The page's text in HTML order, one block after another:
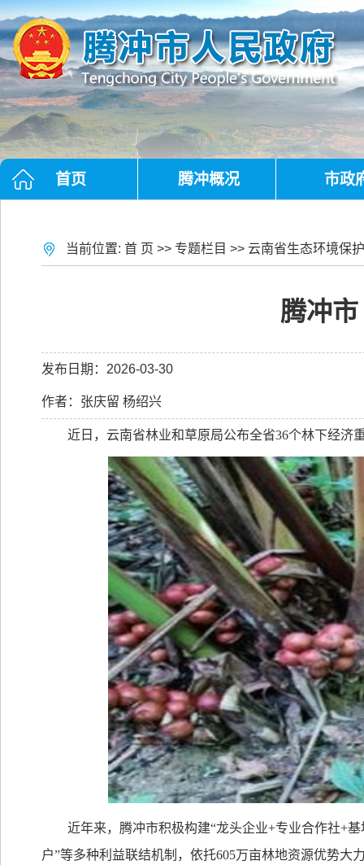
首页 腾冲概况 市政
当前位置: 首 页 >> 专题栏目 >> 云南省生态环境保
腾冲
发布日期：2026-03-30
作者：张庆留 杨绍兴
近日，云南省林业和草原局公布全省36个林下经济
近年来，腾冲市积极构建“龙头企业+专业合作社+基
户”等多种利益联结机制，依托605万亩林地资源优势大